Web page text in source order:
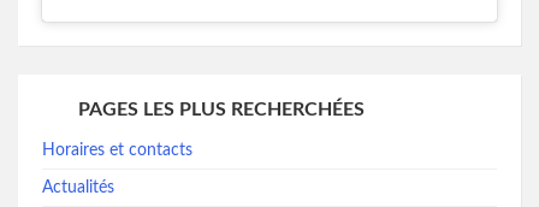
PAGES LES PLUS RECHERCHÉES
Horaires et contacts
Actualités